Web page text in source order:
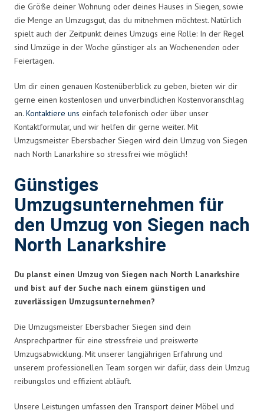
die Größe deiner Wohnung oder deines Hauses in Siegen, sowie
die Menge an Umzugsgut, das du mitnehmen möchtest. Natürlich
spielt auch der Zeitpunkt deines Umzugs eine Rolle: In der Regel
sind Umzüge in der Woche günstiger als an Wochenenden oder
Feiertagen.
Um dir einen genauen Kostenüberblick zu geben, bieten wir dir
gerne einen kostenlosen und unverbindlichen Kostenvoranschlag
an. Kontaktiere uns einfach telefonisch oder über unser
Kontaktformular, und wir helfen dir gerne weiter. Mit
Umzugsmeister Ebersbacher Siegen wird dein Umzug von Siegen
nach North Lanarkshire so stressfrei wie möglich!
Günstiges
Umzugsunternehmen für
den Umzug von Siegen nach
North Lanarkshire
Du planst einen Umzug von Siegen nach North Lanarkshire
und bist auf der Suche nach einem günstigen und
zuverlässigen Umzugsunternehmen?
Die Umzugsmeister Ebersbacher Siegen sind dein
Ansprechpartner für eine stressfreie und preiswerte
Umzugsabwicklung. Mit unserer langjährigen Erfahrung und
unserem professionellen Team sorgen wir dafür, dass dein Umzug
reibungslos und effizient abläuft.
Unsere Leistungen umfassen den Transport deiner Möbel und